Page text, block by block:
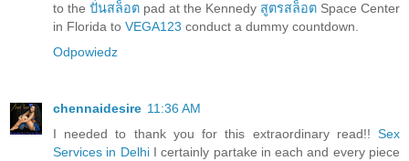
to the ปั่นสล็อต pad at the Kennedy สูตรสล็อต Space Center
in Florida to VEGA123 conduct a dummy countdown.
Odpowiedz
chennaidesire 11:36 AM
I needed to thank you for this extraordinary read!! Sex
Services in DelhiI certainly partake in each and every piece